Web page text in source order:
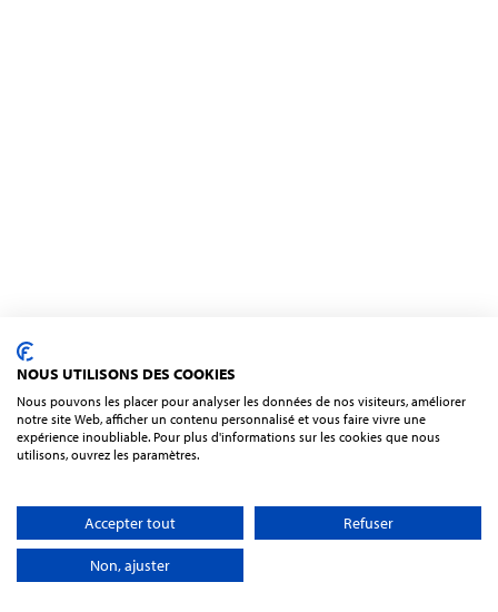
NOUS UTILISONS DES COOKIES
Nous pouvons les placer pour analyser les données de nos visiteurs, améliorer
notre site Web, afficher un contenu personnalisé et vous faire vivre une
expérience inoubliable. Pour plus d'informations sur les cookies que nous
utilisons, ouvrez les paramètres.
Accepter tout Refuser
Non, ajuster